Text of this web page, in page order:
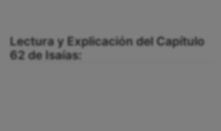
Lectura y Explicación del Capítulo
62 de Isaías: